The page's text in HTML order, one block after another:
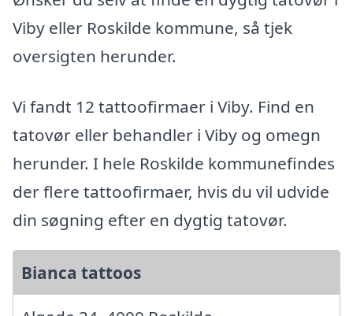
Viby eller Roskilde kommune, så tjek
oversigten herunder.
Vi fandt 12 tattoofirmaer i Viby. Find en
tatovør eller behandler i Viby og omegn
herunder. I hele Roskilde kommunefindes
der flere tattoofirmaer, hvis du vil udvide
din søgning efter en dygtig tatovør.
Bianca tattoos